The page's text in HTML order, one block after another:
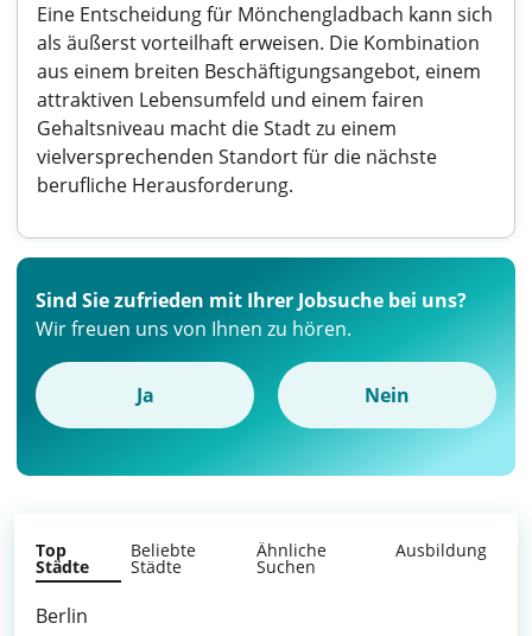
Eine Entscheidung für Mönchengladbach kann sich
als äußerst vorteilhaft erweisen. Die Kombination
aus einem breiten Beschäftigungsangebot, einem
attraktiven Lebensumfeld und einem fairen
Gehaltsniveau macht die Stadt zu einem
vielversprechenden Standort für die nächste
berufliche Herausforderung.
Sind Sie zufrieden mit Ihrer Jobsuche bei uns?
Wir freuen uns von Ihnen zu hören.
Ja Nein
Top
Städte
Beliebte
Städte
Ähnliche
Suchen
Ausbildung
Berlin